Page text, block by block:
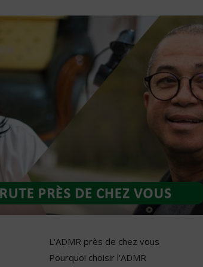
L'ADMR près de chez vous
Pourquoi choisir l'ADMR